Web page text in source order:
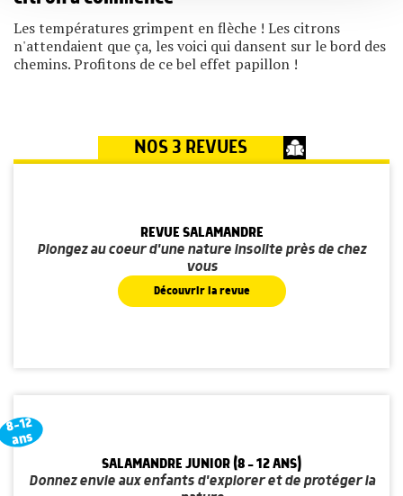
Les températures grimpent en flèche ! Les citrons
n'attendaient que ça, les voici qui dansent sur le bord des
chemins. Profitons de ce bel effet papillon !
NOS 3 REVUES
REVUE SALAMANDRE
Plongez au coeur d'une nature insolite près de chez
vous
Découvrir la revue
8-12
ans
SALAMANDRE JUNIOR (8 - 12 ANS)
Donnez envie aux enfants d'explorer et de protéger la